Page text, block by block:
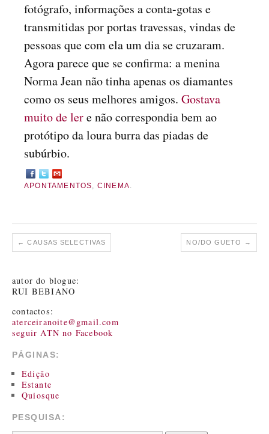
fotógrafo, informações a conta-gotas e
transmitidas por portas travessas, vindas de
pessoas que com ela um dia se cruzaram.
Agora parece que se confirma: a menina
Norma Jean não tinha apenas os diamantes
como os seus melhores amigos. Gostava
muito de lere não correspondia bem ao
protótipo da loura burra das piadas de
subúrbio.
APONTAMENTOS, CINEMA.
← CAUSAS SELECTIVAS NO/DO GUETO →
autor do blogue:
RUI BEBIANO
contactos:
aterceiranoite@gmail.com
seguir ATN no Facebook
PÁGINAS:
Edição
Estante
Quiosque
PESQUISA: